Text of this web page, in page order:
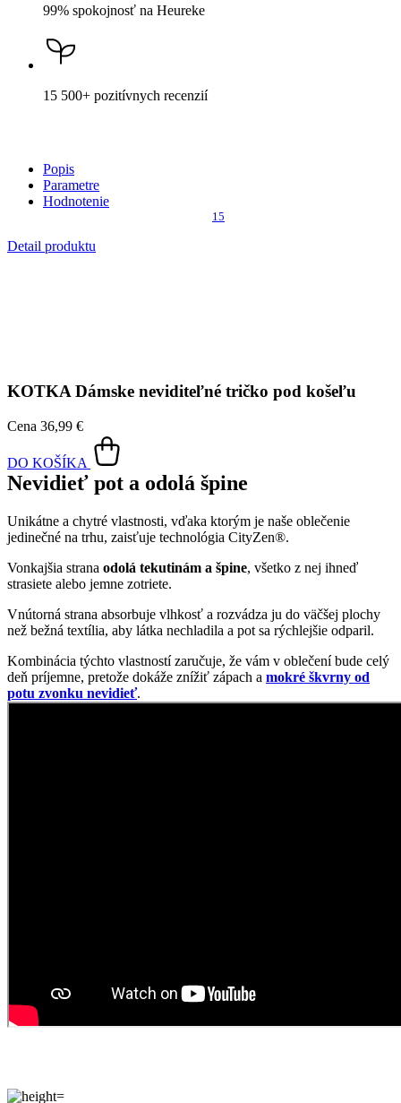
99% spokojnosť na Heureke
15 500+ pozitívnych recenzií
Popis
Parametre
Hodnotenie
15
Detail produktu
KOTKADámske neviditeľné tričko pod košeľu
Cena 36,99 €
DO KOŠÍKA
Nevidieť pot a odolá špine
Unikátne a chytré vlastnosti, vďaka ktorým je naše oblečenie
jedinečné na trhu, zaisťuje technológia CityZen®.
Vonkajšia strana odolá tekutinám a špine, všetko z nej ihneď
strasiete alebo jemne zotriete.
Vnútorná strana absorbuje vlhkosť a rozvádza ju do väčšej plochy
než bežná textília, aby látka nechladila a pot sa rýchlejšie odparil.
Kombinácia týchto vlastností zaručuje, že vám v oblečení bude celý
deň príjemne, pretože dokáže znížiť zápach a mokré škvrny od
potu zvonku nevidieť.